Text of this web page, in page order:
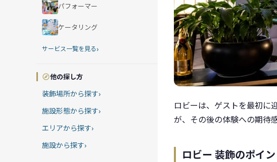
パフォーマー
ケータリング
サービス一覧を見る›
他の探し方
装飾場所から探す›
施設形態から探す›
エリアから探す›
施設から探す›
ロビーは、ゲストを最初に
が、その後の体験への期待
ロビー 装飾のポイン